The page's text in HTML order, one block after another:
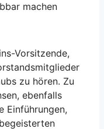
machen
Vorsitzende,
zu hören. Zu
ebenfalls
Einführungen,